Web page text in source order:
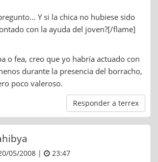
Y si la chica no hubiese sido
con la ayuda del joven?[/flame]
o fea, creo que yo habría actuado con
durante la presencia del borracho,
poco valeroso.
Responder a terrex
05/2008 | 23:47